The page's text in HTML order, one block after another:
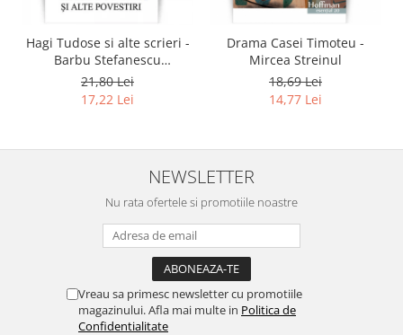
Hagi Tudose si alte scrieri -
Barbu Stefanescu
Delavrancea
21,80 Lei
17,22 Lei
Drama Casei Timoteu -
Mircea Streinul
18,69 Lei
14,77 Lei
NEWSLETTER
Nu rata ofertele si promotiile noastre
Vreau sa primesc newsletter cu promotiile
magazinului. Afla mai multe in Politica de
Confidentialitate